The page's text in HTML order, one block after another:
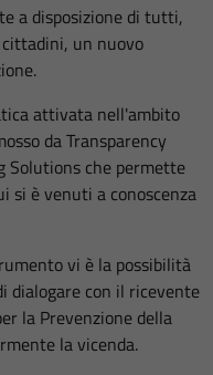
a disposizione di tutti,
un nuovo
attivata nell'ambito
da Transparency
Solutions che permette
si è venuti a conoscenza
vi è la possibilità
dialogare con il ricevente
la Prevenzione della
la vicenda.